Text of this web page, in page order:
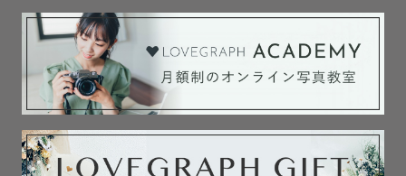
撮影時間が2時間となるのでその中で完了できるよう アー
トカットを2ポーズまでとしています
（3ポーズ以上をご希望の場合は時間延長プランにてご対応
させていただきます）
＊ラブグラフのアートニューボーンフォトプランは、ナチ
ュラルカットを含むお届けとなります
気になることは公式LINEより気軽にお尋ねください